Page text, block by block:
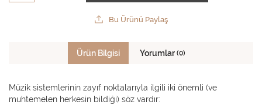
Bu Ürünü Paylaş
Ürün Bilgisi Yorumlar (0)
Müzik sistemlerinin zayıf noktalarıyla ilgili iki önemli (ve
muhtemelen herkesin bildiği) söz vardır: